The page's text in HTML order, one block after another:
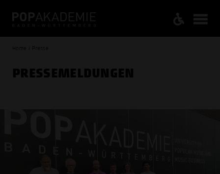
Home / Presse
PRESSE­MELDUNGEN